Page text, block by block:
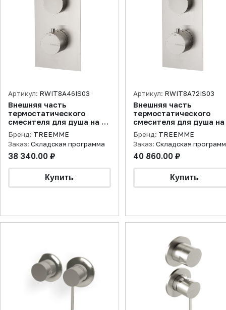
Артикул: RWIT8A46IS03
Внешняя часть
термостатического
смесителя для душа на 2
потребителя,
нержавеющая сталь
брашированная
Бренд: TREEMME
Заказ: Складская программа
38 340.00 ₽
Артикул: RWIT8A72IS03
Внешняя часть
термостатического
смесителя для душа на
потребителя,
нержавеющая сталь
брашированная
Бренд: TREEMME
Заказ: Складская
40 860.00 ₽